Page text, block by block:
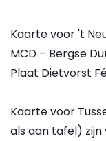
Kaarte voor 't
MCD – Bergse
Plaat Dietvorst
Kaarte voor
als aan tafel) zijn